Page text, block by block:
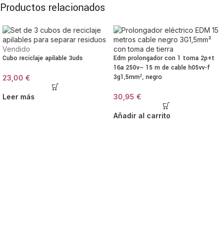
Productos relacionados
Vendido
Cubo reciclaje apilable 3uds
23,00 €
Leer más
Edm prolongador con 1 toma 2p+t
16a 250v~ 15 m de cable h05vv-f
3g1,5mm², negro
30,95 €
Añadir al carrito